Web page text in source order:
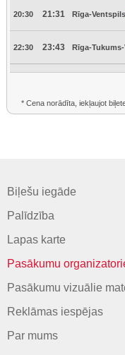
20:30 21:31 Rīga-Ventspils
22:30 23:43 Rīga-
* Cena norādīta, iekļaujot
Biļešu iegāde
Palīdzība
Lapas karte
Pasākumu
Pasākumu vizuālie
Reklāmas iespējas
Par mums